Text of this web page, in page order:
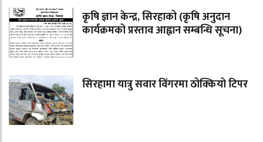
कृषि ज्ञान केन्द्र, सिरहाको (कृषि अनुदान
कार्यक्रमको प्रस्ताव आह्वान सम्बन्धि सूचना)
सिरहामा यात्रु सवार विंगरमा ठोक्कियो टिपर